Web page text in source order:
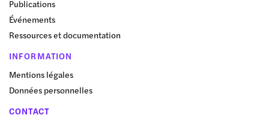
Publications
Événements
Ressources et documentation
INFORMATION
Mentions légales
Données personnelles
CONTACT